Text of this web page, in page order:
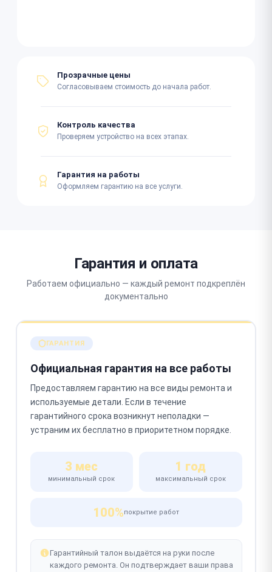
Прозрачные цены
Согласовываем стоимость до начала работ.
Контроль качества
Проверяем устройство на всех этапах.
Гарантия на работы
Оформляем гарантию на все услуги.
Гарантия и оплата
Работаем официально — каждый ремонт подкреплён
документально
ГАРАНТИЯ
Официальная гарантия на все работы
Предоставляем гарантию на все виды ремонта и
используемые детали. Если в течение
гарантийного срока возникнут неполадки —
устраним их бесплатно в приоритетном порядке.
3 мес
минимальный срок
1 год
максимальный срок
100%покрытие работ
Гарантийный талон выдаётся на руки после
каждого ремонта. Он подтверждает ваши права